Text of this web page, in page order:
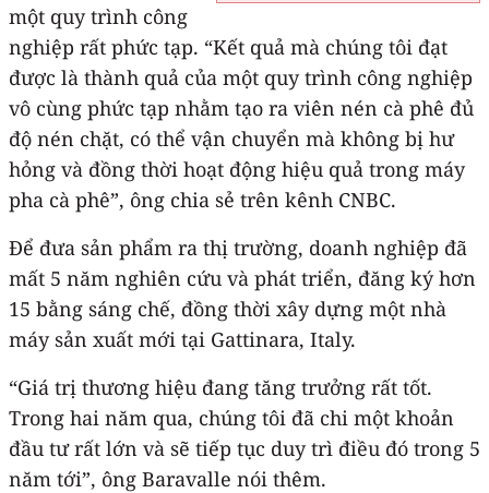
một quy trình công
nghiệp rất phức tạp. “Kết quả mà chúng tôi đạt
được là thành quả của một quy trình công nghiệp
vô cùng phức tạp nhằm tạo ra viên nén cà phê đủ
độ nén chặt, có thể vận chuyển mà không bị hư
hỏng và đồng thời hoạt động hiệu quả trong máy
pha cà phê”, ông chia sẻ trên kênh CNBC.
Để đưa sản phẩm ra thị trường, doanh nghiệp đã
mất 5 năm nghiên cứu và phát triển, đăng ký hơn
15 bằng sáng chế, đồng thời xây dựng một nhà
máy sản xuất mới tại Gattinara, Italy.
“Giá trị thương hiệu đang tăng trưởng rất tốt.
Trong hai năm qua, chúng tôi đã chi một khoản
đầu tư rất lớn và sẽ tiếp tục duy trì điều đó trong 5
năm tới”, ông Baravalle nói thêm.